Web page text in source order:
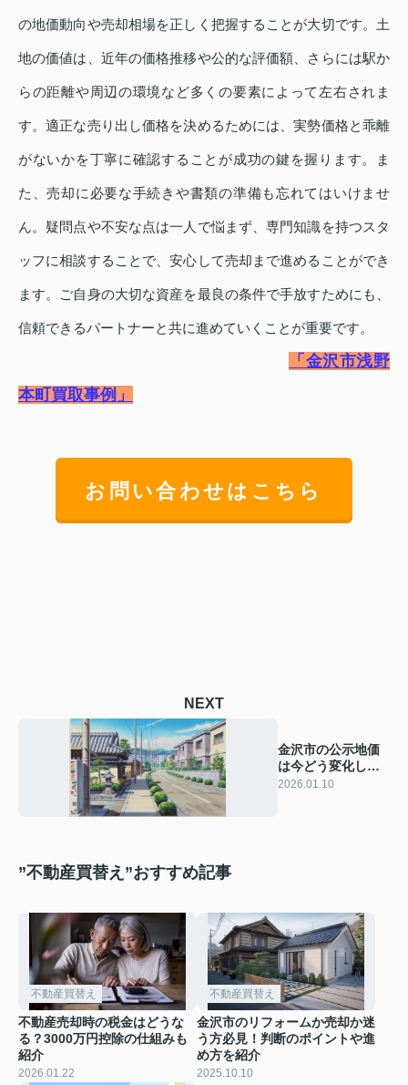
の地価動向や売却相場を正しく把握することが大切です。土
地の価値は、近年の価格推移や公的な評価額、さらには駅か
らの距離や周辺の環境など多くの要素によって左右されま
す。適正な売り出し価格を決めるためには、実勢価格と乖離
がないかを丁寧に確認することが成功の鍵を握ります。ま
た、売却に必要な手続きや書類の準備も忘れてはいけませ
ん。疑問点や不安な点は一人で悩まず、専門知識を持つスタ
ッフに相談することで、安心して売却まで進めることができ
ます。ご自身の大切な資産を最良の条件で手放すためにも、
信頼できるパートナーと共に進めていくことが重要です。
「金沢市浅野
本町買取事例」
お問い合わせはこちら
NEXT
金沢市の公示地価
は今どう変化して
いる？推移や注目
2026.01.10
”不動産買替え”おすすめ記事
不動産買替え
不動産売却時の税金はどうな
る？3000万円控除の仕組みも
紹介
2026.01.22
不動産買替え
金沢市のリフォームか売却か迷
う方必見！判断のポイントや進
め方を紹介
2025.10.10